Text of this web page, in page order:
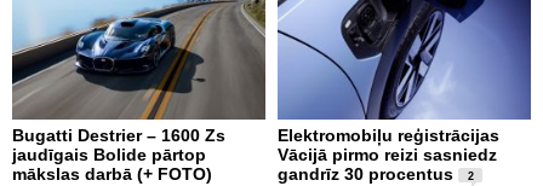
Bugatti Destrier – 1600 Zs
jaudīgais Bolide pārtop
mākslas darbā (+ FOTO)
Elektromobiļu reģistrācijas
Vācijā pirmo reizi sasniedz
gandrīz 30 procentus
2